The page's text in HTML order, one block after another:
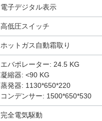
電子デジタル表示
高低圧スイッチ
ホットガス自動霜取り
エバポレーター: 24.5 KG
凝縮器: <90 KG
蒸発器: 1130*650*220
コンデンサー: 1500*650*530
完全電気駆動